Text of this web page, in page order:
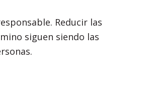
Reducir las
siguen siendo las